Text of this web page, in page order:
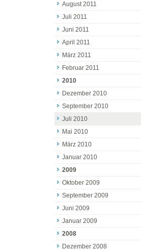
August 2011
Juli 2011
Juni 2011
April 2011
März 2011
Februar 2011
2010
Dezember 2010
September 2010
Juli 2010
Mai 2010
März 2010
Januar 2010
2009
Oktober 2009
September 2009
Juni 2009
Januar 2009
2008
Dezember 2008